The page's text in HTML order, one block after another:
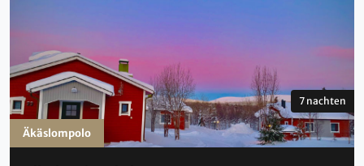
7 nachten
Äkäslompolo